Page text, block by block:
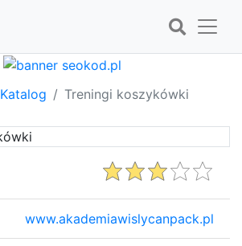
Katalog Treningi koszykówki
www.akademiawislycanpack.pl